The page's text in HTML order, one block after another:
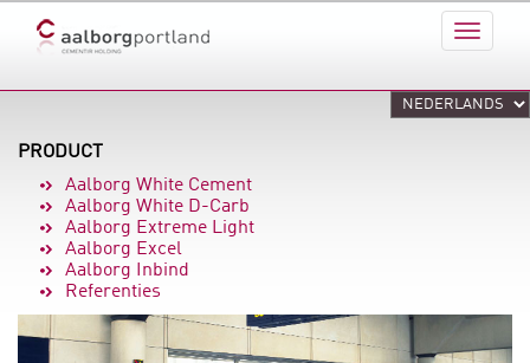
PRODUCT
Aalborg White Cement
Aalborg White D-Carb
Aalborg Extreme Light
Aalborg Excel
Aalborg Inbind
Referenties